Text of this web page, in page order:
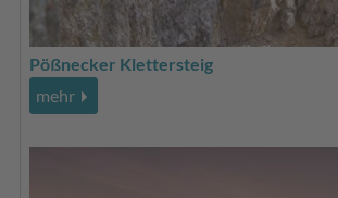
Pößnecker Klettersteig
mehr